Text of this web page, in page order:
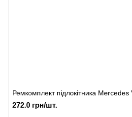
Ремкомплект підлокітника
272.0 грн/шт.